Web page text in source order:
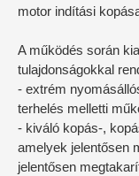
motor indítási
A működés során
tulajdonságokkal
- extrém
terhelés melletti
- kiváló kopás-,
amelyek jelentősen
jelentősen